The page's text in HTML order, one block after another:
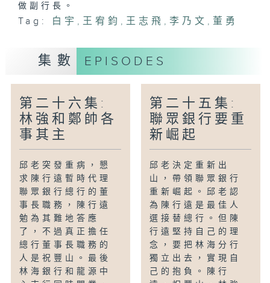
做副行長。
Tag: 白宇 , 王宥​​鈞 , 王志飛 , 李乃文 , 董勇
集數 EPISODES
第二十六集:
林強和鄭帥各
事其主
邱老突發重病，懇
求陳行遠暫時代理
聯眾銀行總行的董
事長職務，陳行遠
勉為其難地答應
了，不過真正擔任
總行董事長職務的
人是祝豐山。最後
林海銀行和龍源中
第二十五集:
聯眾銀行要重
新崛起
邱老決定重新出
山，帶領聯眾銀行
重新崛起。邱老認
為陳行遠是最佳人
選接替總行。但陳
行遠堅持自己的理
念，要把林海分行
獨立出去，實現自
己的抱負。陳行